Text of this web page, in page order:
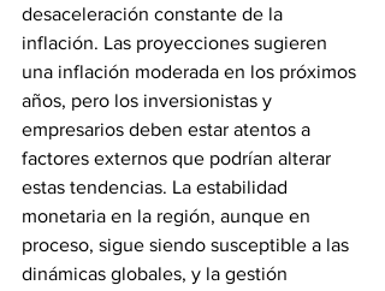
desaceleración constante de la
inflación. Las proyecciones sugieren
una inflación moderada en los próximos
años, pero los inversionistas y
empresarios deben estar atentos a
factores externos que podrían alterar
estas tendencias. La estabilidad
monetaria en la región, aunque en
proceso, sigue siendo susceptible a las
dinámicas globales, y la gestión